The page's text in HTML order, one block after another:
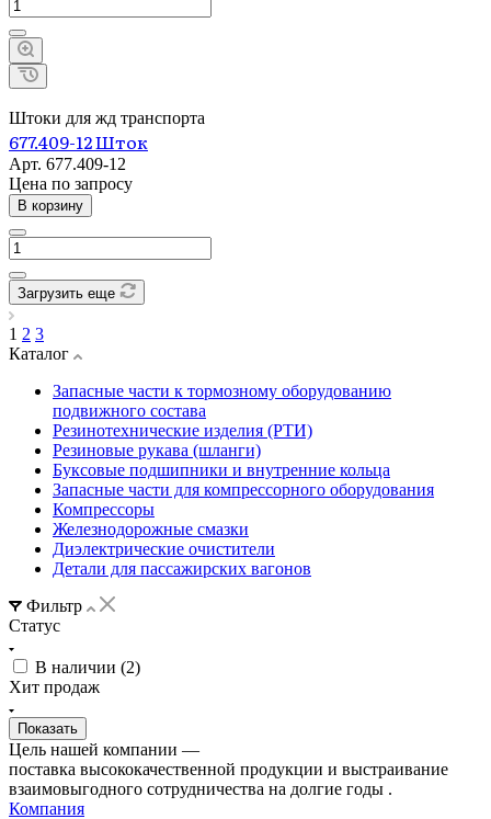
Штоки для жд транспорта
677.409-12 Шток
Арт. 677.409-12
Цена по запросу
В корзину
Загрузить еще
1 2 3
Каталог
Запасные части к тормозному оборудованию
подвижного состава
Резинотехнические изделия (РТИ)
Резиновые рукава (шланги)
Буксовые подшипники и внутренние кольца
Запасные части для компрессорного оборудования
Компрессоры
Железнодорожные смазки
Диэлектрические очистители
Детали для пассажирских вагонов
Фильтр
Статус
В наличии (2)
Хит продаж
Цель нашей компании —
поставка высококачественной продукции и выстраивание
взаимовыгодного сотрудничества на долгие годы .
Компания